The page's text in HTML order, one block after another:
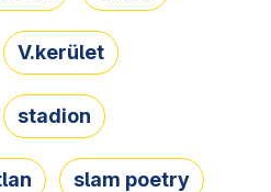
V.kerület
stadion
slam poetry